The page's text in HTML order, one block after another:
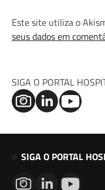
Este site utiliza o
seus dados em
SIGA O PORTAL
SIGA O PORTAL